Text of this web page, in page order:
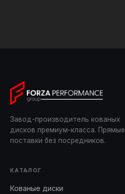
Завод-производитель кованых
дисков премиум-класса. Прямые
поставки без посредников.
КАТАЛОГ
Кованые диски